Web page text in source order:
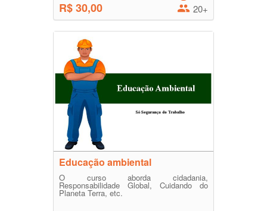
R$ 30,00
20+
Educação ambiental
O curso aborda cidadania,
Responsabilidade Global, Cuidando do
Planeta Terra, etc.